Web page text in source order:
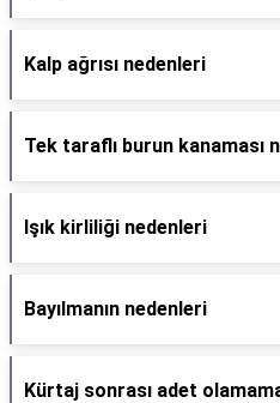
Kalp ağrısı nedenleri
Tek taraflı burun kanaması
Işık kirliliği nedenleri
Bayılmanın nedenleri
Kürtaj sonrası adet